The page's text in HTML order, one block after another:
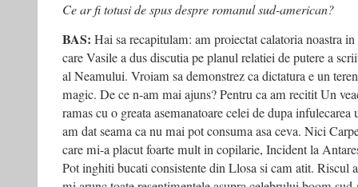
Ce ar fi totusi de spus despre romanul sud-american?
BAS: Hai sa recapitulam: am proiectat calatoria noastra
care Vasile a dus discutia pe planul relatiei de putere a
al Neamului. Vroiam sa demonstrez ca dictatura e un
magic. De ce n-am mai ajuns? Pentru ca am recitit Un
ramas cu o greata asemanatoare celei de dupa
am dat seama ca nu mai pot consuma asa ceva. Nici
care mi-a placut foarte mult in copilarie, Incident la
Pot inghiti bucati consistente din Llosa si cam atit. Riscul